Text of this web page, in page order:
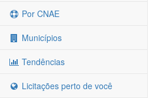
Por CNAE
Municípios
Tendências
Licitações perto de você